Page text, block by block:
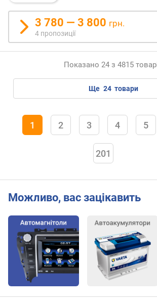
3 780 — 3 800 грн.
4 пропозиції
Показано 24 з 4815
ще 24 товари
1 2 3 4 5
201
Можливо, вас зацікавить